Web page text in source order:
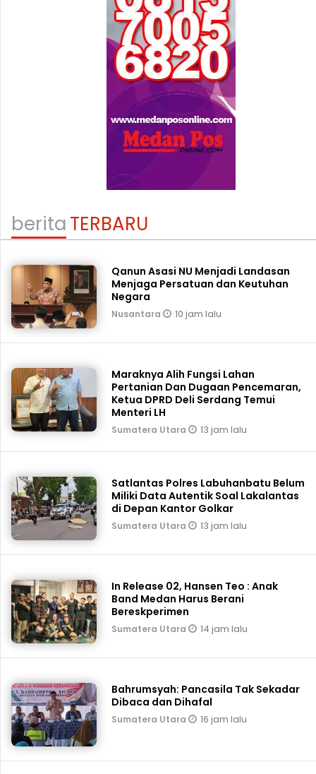
beritaTERBARU
Qanun Asasi NU Menjadi Landasan
Menjaga Persatuan dan Keutuhan
Negara
Nusantara 10 jam lalu
Maraknya Alih Fungsi Lahan
Pertanian Dan Dugaan Pencemaran,
Ketua DPRD Deli Serdang Temui
Menteri LH
Sumatera Utara 13 jam lalu
Satlantas Polres Labuhanbatu Belum
Miliki Data Autentik Soal Lakalantas
di Depan Kantor Golkar
Sumatera Utara 13 jam lalu
In Release 02, Hansen Teo : Anak
Band Medan Harus Berani
Bereskperimen
Sumatera Utara 14 jam lalu
Bahrumsyah: Pancasila Tak Sekadar
Dibaca dan Dihafal
Sumatera Utara 16 jam lalu